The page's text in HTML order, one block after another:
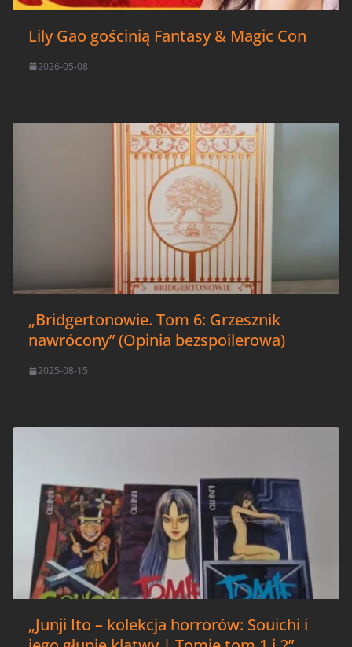
Lily Gao gościnią Fantasy & Magic Con
2026-05-08
„Bridgertonowie. Tom 6: Grzesznik
nawrócony” (Opinia bezspoilerowa)
2025-08-15
„Junji Ito – kolekcja horrorów: Souichi i